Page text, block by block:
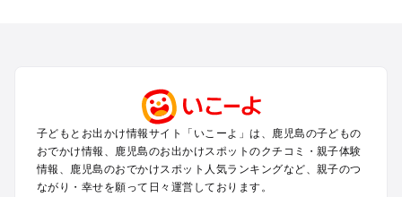
指宿・知覧・枕崎・南薩のプールお出かけ
川内・出水・串木野・北薩のプールお出かけ
屋久島・奄美大島・種子島・宮古島・石垣島（鹿児島～沖縄の
離島）のプールお出かけ
子どもとお出かけ情報サイト「いこーよ」は、鹿児島の子どもの
おでかけ情報、鹿児島のお出かけスポットのクチコミ・親子体験
情報、鹿児島のおでかけスポット人気ランキングなど、親子のつ
ながり・幸せを願って日々運営しております。